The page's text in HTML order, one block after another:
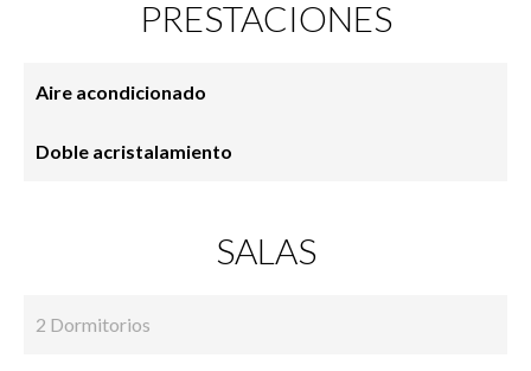
PRESTACIONES
Aire acondicionado
Doble acristalamiento
SALAS
2 Dormitorios